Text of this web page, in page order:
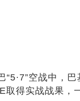
空战中，
得实战战果，